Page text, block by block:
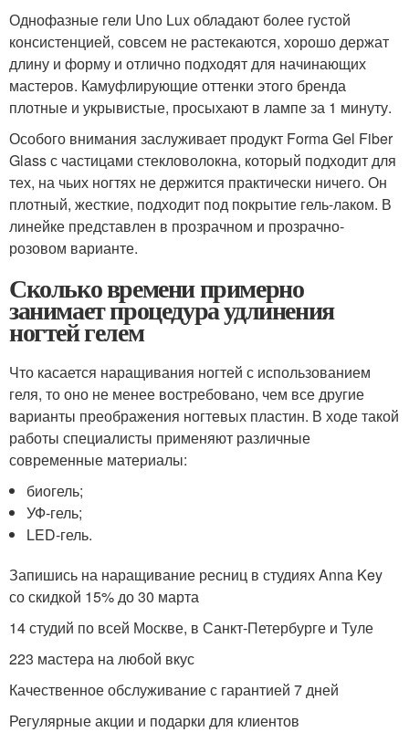
Однофазные гели Uno Lux обладают более густой
консистенцией, совсем не растекаются, хорошо держат
длину и форму и отлично подходят для начинающих
мастеров. Камуфлирующие оттенки этого бренда
плотные и укрывистые, просыхают в лампе за 1 минуту.
Особого внимания заслуживает продукт Forma Gel Fiber
Glass с частицами стекловолокна, который подходит для
тех, на чьих ногтях не держится практически ничего. Он
плотный, жесткие, подходит под покрытие гель-лаком. В
линейке представлен в прозрачном и прозрачно-
розовом варианте.
Сколько времени примерно
занимает процедура удлинения
ногтей гелем
Что касается наращивания ногтей с использованием
геля, то оно не менее востребовано, чем все другие
варианты преображения ногтевых пластин. В ходе такой
работы специалисты применяют различные
современные материалы:
биогель;
УФ-гель;
LED-гель.
Запишись на наращивание ресниц в студиях Anna Key
со скидкой 15% до 30 марта
14 студий по всей Москве, в Санкт-Петербурге и Туле
223 мастера на любой вкус
Качественное обслуживание с гарантией 7 дней
Регулярные акции и подарки для клиентов